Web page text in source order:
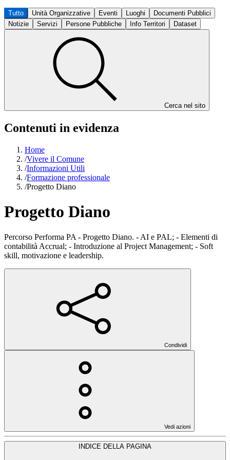
Tutto Unità Organizzative Eventi Luoghi
Documenti Pubblici
Notizie
Servizi Persone Pubbliche Info Territori Dataset
Cerca nel sito
Contenuti in evidenza
Home
/Vivere il Comune
/Informazioni Utili
/Formazione professionale
/Progetto Diano
Progetto Diano
Percorso Performa PA - Progetto Diano. - AI e PAL; - Elementi di
contabilità Accrual; - Introduzione al Project Management; - Soft
skill, motivazione e leadership.
Condividi
Vedi azioni
INDICE DELLA PAGINA